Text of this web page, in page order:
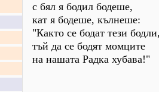
с бял я бодил бодеше,
кат я бодеше, кълнеше:
"Както се бодат тези
тъй да се бодят момците
на нашата Радка хубава!"